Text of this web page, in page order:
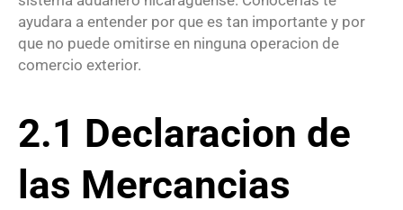
ayudara a entender por que es tan importante y por
que no puede omitirse en ninguna operacion de
comercio exterior.
2.1 Declaracion de
las Mercancias